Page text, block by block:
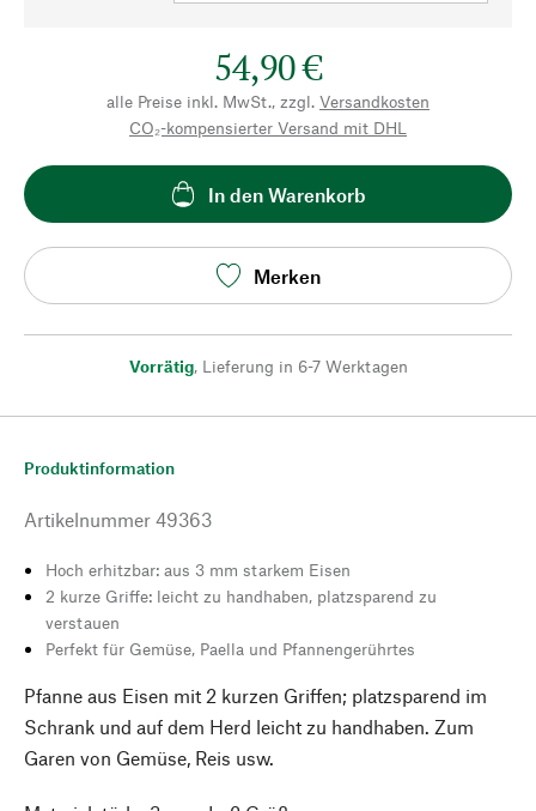
54,90 €
alle Preise inkl. MwSt., zzgl. Versandkosten
CO₂-kompensierter Versand mit DHL
In den Warenkorb
Merken
Vorrätig, Lieferung in 6-7 Werktagen
Produktinformation
Artikelnummer 49363
Hoch erhitzbar: aus 3 mm starkem Eisen
2 kurze Griffe: leicht zu handhaben, platzsparend zu
verstauen
Perfekt für Gemüse, Paella und Pfannengerührtes
Pfanne aus Eisen mit 2 kurzen Griffen; platzsparend im
Schrank und auf dem Herd leicht zu handhaben. Zum
Garen von Gemüse, Reis usw.